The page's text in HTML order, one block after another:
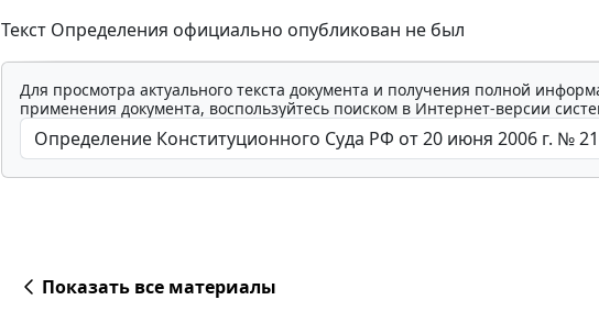
Текст Определения официально опубликован не был
Для просмотра актуального текста документа и получения полной
применения документа, воспользуйтесь поиском в Интернет-версии
Показать все материалы